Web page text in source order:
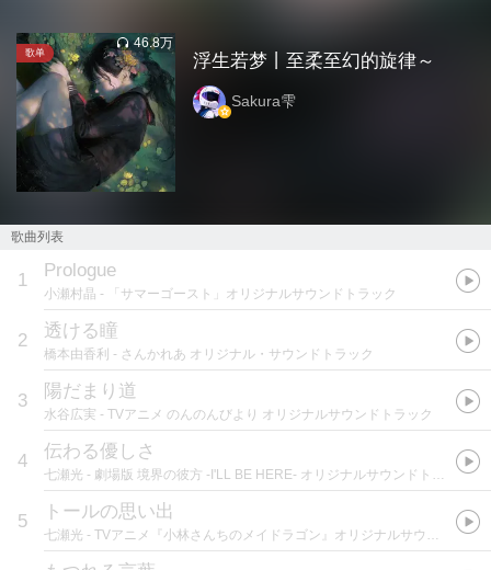
歌单
46.8万
浮生若梦丨至柔至幻的旋律～
Sakura雫
歌曲列表
1 Prologue
小瀬村晶 - 「サマーゴースト」オリジナルサウンドトラック
2 透ける瞳
橋本由香利 - さんかれあ オリジナル・サウンドトラック
3 陽だまり道
水谷広実 - TVアニメ のんのんびより オリジナルサウンドトラック
4 伝わる優しさ
七瀬光 - 劇場版 境界の彼方 -I'LL BE HERE- オリジナルサウンドトラック
5 トールの思い出
七瀬光 - TVアニメ『小林さんちのメイドラゴン』オリジナルサウンドトラック